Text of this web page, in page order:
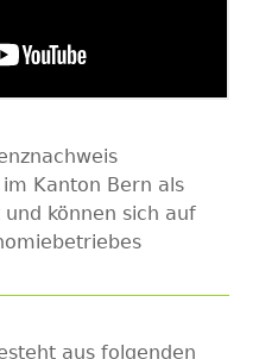
Kanton Bern als
können sich auf
aus folgenden